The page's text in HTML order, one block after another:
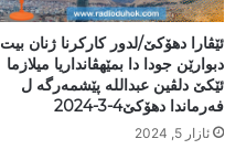
ئێڤارا دھۆکێ/لدور کارکرنا ژنان بیت
دبوارێن جودا دا بمێھڤانداریا میلازما
ئێکێ دلڤین عبداللە پێشمەرگە ل
فەرماندا دھۆکێ4-3-2024
ئازار 5, 2024